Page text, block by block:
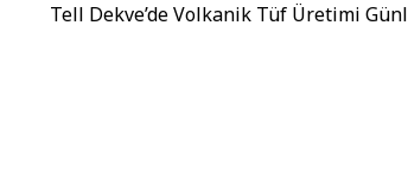
Tell Dekve’de Volkanik Tüf Üretimi